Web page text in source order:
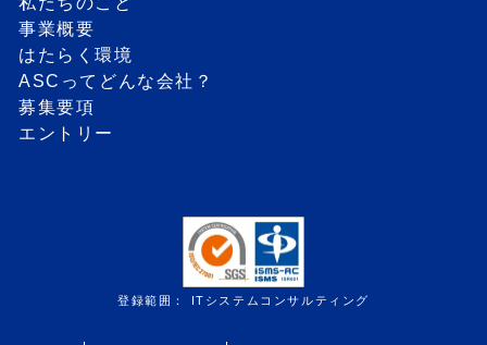
事業概要
はたらく環境
ASCってどんな会社？
募集要項
エントリー
登録範囲： ITシステムコンサルティング